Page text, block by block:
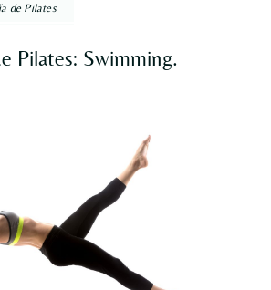
de Pilates
Pilates: Swimming.